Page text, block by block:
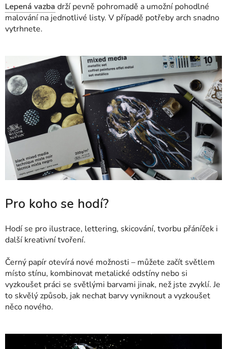
Lepená vazba drží pevně pohromadě a umožní pohodlné
malování na jednotlivé listy. V případě potřeby arch snadno
vytrhnete.
Pro koho se hodí?
Hodí se pro ilustrace, lettering, skicování, tvorbu přáníček i
další kreativní tvoření.
Černý papír otevírá nové možnosti – můžete začít světlem
místo stínu, kombinovat metalické odstíny nebo si
vyzkoušet práci se světlými barvami jinak, než jste zvyklí. Je
to skvělý způsob, jak nechat barvy vyniknout a vyzkoušet
něco nového.